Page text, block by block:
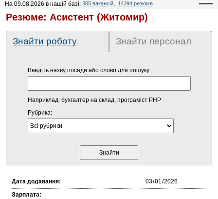
На 09.08.2026 в нашій базі: 305 вакансій, 14394 резюме
Резюме: Асистент (Житомир)
Знайти роботу Знайти персонал
Введіть назву посади або слово для пошуку:
Наприклад: бухгалтер на склад, програміст PHP
Рубрика:
Дата додавання:
Зарплата: